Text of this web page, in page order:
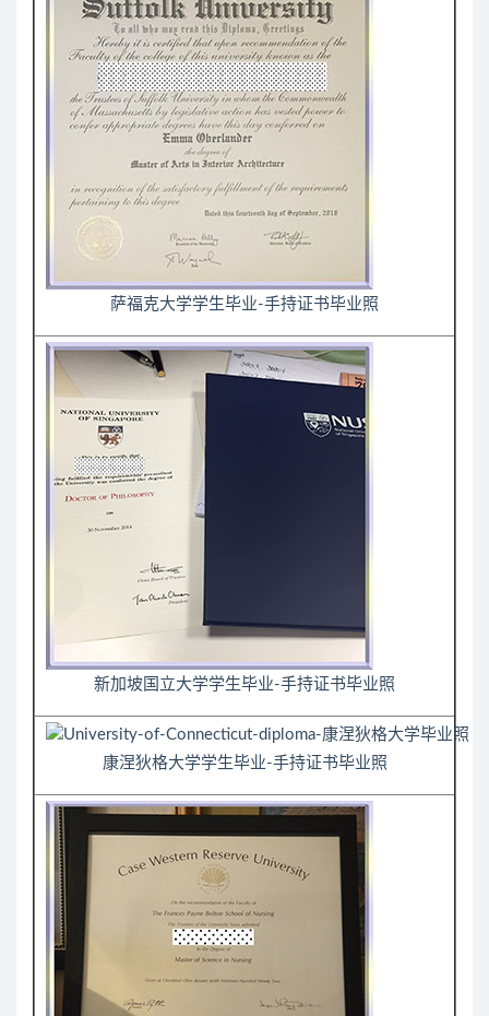
萨福克大学学生毕业-手持证书毕业照
新加坡国立大学学生毕业-手持证书毕业照
康涅狄格大学学生毕业-手持证书毕业照